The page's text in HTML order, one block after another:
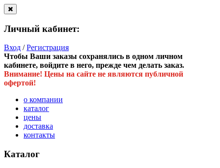
Личный кабинет:
Вход /Регистрация
Чтобы Ваши заказы сохранялись в одном личном
кабинете, войдите в него, прежде чем делать заказ.
Внимание! Цены на сайте не являются публичной
офертой!
о компании
каталог
цены
доставка
контакты
Каталог